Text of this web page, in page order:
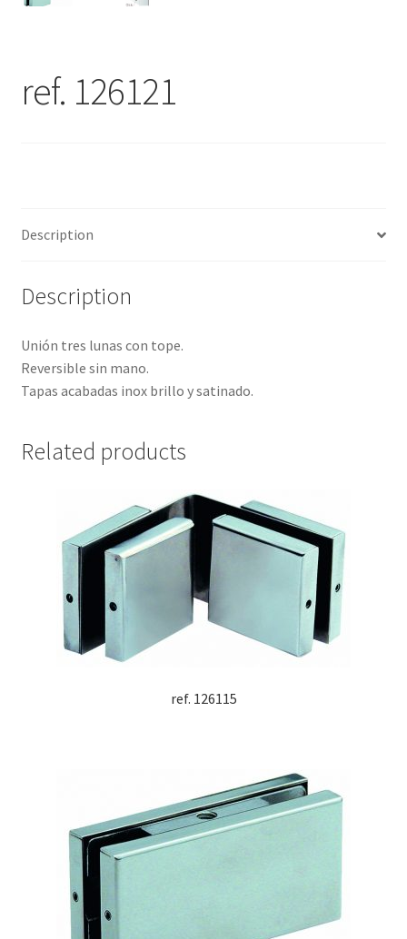
ref. 126121
Description
Description
Unión tres lunas con tope.
Reversible sin mano.
Tapas acabadas inox brillo y satinado.
Related products
ref. 126115